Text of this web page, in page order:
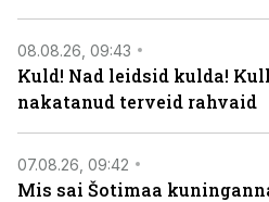
08.08.26, 09:43
Kuld! Nad leidsid kulda!
nakatanud terveid rahvaid
07.08.26, 09:42
Mis sai Šotimaa